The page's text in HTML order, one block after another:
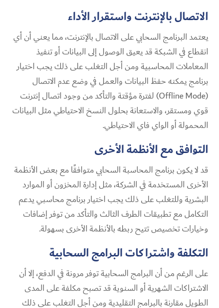
الاتصال بالإنترنت واستقرار الأداء
يعتمد البرنامج السحابي على الاتصال بالإنترنت، مما يعني أن أي
انقطاع في الشبكة قد يعيق الوصول إلى البيانات أو تنفيذ
المعاملات المحاسبية ومن أجل التغلب على ذلك يجب اختيار
برنامج يمكنه حفظ البيانات والعمل في وضع عدم الاتصال
(Offline Mode) لفترة مؤقتة والتأكد من وجود اتصال إنترنت
قوي ومستقر، والاستعانة بحلول النسخ الاحتياطي مثل البيانات
المحمولة أو الواي فاي الاحتياطي.
التوافق مع الأنظمة الأخرى
قد لا يكون برنامج المحاسبة السحابي متوافقًا مع بعض الأنظمة
الأخرى المستخدمة في الشركة، مثل إدارة المخزون أو الموارد
البشرية وللتغلب على ذلك يجب اختيار برنامج محاسبي يدعم
التكامل مع تطبيقات الطرف الثالث والتأكد من توفر إضافات
وخيارات تخصيص تتيح ربطه بالأنظمة الأخرى بسهولة.
التكلفة واشتراكات البرامج السحابية
على الرغم من أن البرامج السحابية توفر مرونة في الدفع، إلا أن
الاشتراكات الشهرية أو السنوية قد تصبح مكلفة على المدى
الطويل مقارنة بالبرامج التقليدية ومن أجل التغلب على ذلك